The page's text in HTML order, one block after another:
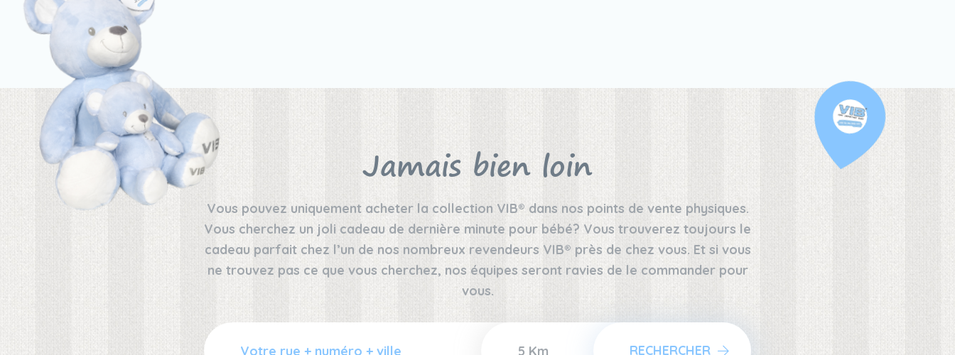
Jamais bien loin
Vous pouvez uniquement acheter la collection VIB® dans nos points de vente physiques.
Vous cherchez un joli cadeau de dernière minute pour bébé? Vous trouverez toujours le
cadeau parfait chez l’un de nos nombreux revendeurs VIB® près de chez vous. Et si vous
ne trouvez pas ce que vous cherchez, nos équipes seront ravies de le commander pour
vous.
RECHERCHER